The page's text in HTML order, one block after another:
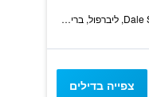
67 Dale Street, ליברפול, בריטניה
צפייה בדילים